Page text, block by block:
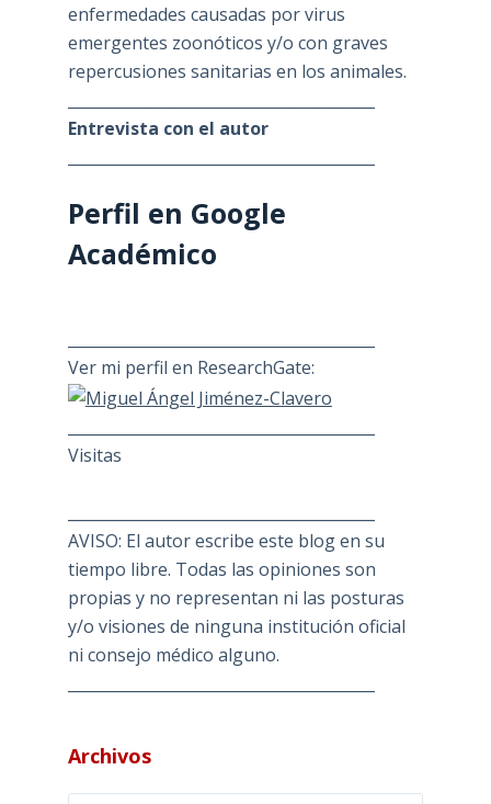
enfermedades causadas por virus
emergentes zoonóticos y/o con graves
repercusiones sanitarias en los animales.
Entrevista con el autor
Perfil en Google
Académico
Ver mi perfil en ResearchGate:
Visitas
AVISO: El autor escribe este blog en su
tiempo libre. Todas las opiniones son
propias y no representan ni las posturas
y/o visiones de ninguna institución oficial
ni consejo médico alguno.
Archivos